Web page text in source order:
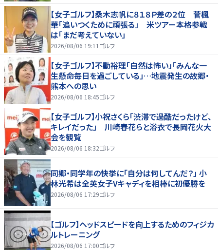
【女子ゴルフ】桑木志帆に８１８Ｐ差の２位 菅楓
華「追いつくために頑張る」 米ツアー本格参戦
は「まだ考えていない」
2026/08/06 19:11 ゴルフ
【女子ゴルフ】不動裕理「自然は怖い」「みんな一
生懸命毎日を過ごしている」…地震発生の故郷・
熊本への思い
2026/08/06 18:45ゴルフ
【女子ゴルフ】小祝さくら「渋滞で過酷だったけど、
キレイだった」 川崎春花らと浴衣で長岡花火大
会を観覧
2026/08/06 18:32ゴルフ
同郷・同学年の快挙に「自分は何してんだ？」 小
林光希は全英女子Vキャディを相棒に初優勝を
2026/08/06 17:29ゴルフ
【ゴルフ】ヘッドスピードを向上するためのフィジカ
ルトレーニング
2026/08/06 17:00ゴルフ